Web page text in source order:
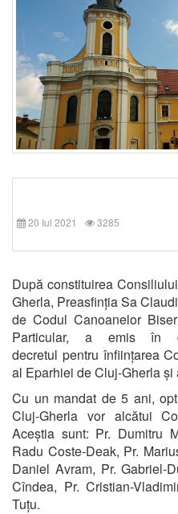
20 Iul 2021 3285
După constituirea
Gherla, Preasfinția Sa
de Codul Canoanelor
Particular, a emis
decretul pentru înființarea
al Eparhiei de Cluj-Gherla și
Cu un mandat de 5 ani,
Cluj-Gherla vor alcătui
Aceștia sunt: Pr. Dumitru
Radu Coste-Deak, Pr.
Daniel Avram, Pr. Gabriel-
Cîndea, Pr. Cristian-
Tuțu.